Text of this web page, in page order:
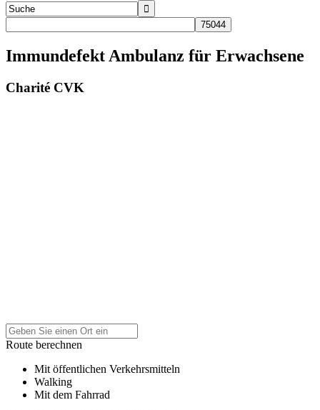
Immundefekt Ambulanz für Erwachsene
Charité CVK
Route berechnen
Mit öffentlichen Verkehrsmitteln
Walking
Mit dem Fahrrad